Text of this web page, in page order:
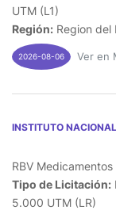
UTM (L1)
Región: Region del
2026-08-06 Ver en
INSTITUTO
RBV
Tipo de Licitación:
5.000 UTM (LR)